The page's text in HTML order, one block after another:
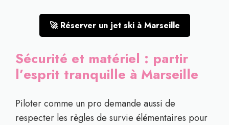
🚀 Réserver un jet ski à Marseille
Sécurité et matériel : partir
l’esprit tranquille à Marseille
Piloter comme un pro demande aussi de
respecter les règles de survie élémentaires pour